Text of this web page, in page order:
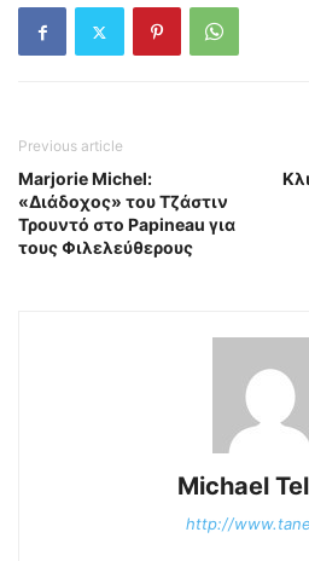
Previous article
Marjorie Michel:
«Διάδοχος» του Τζάστιν
Τρουντό στο Papineau για
τους Φιλελεύθερους
Michael
http://